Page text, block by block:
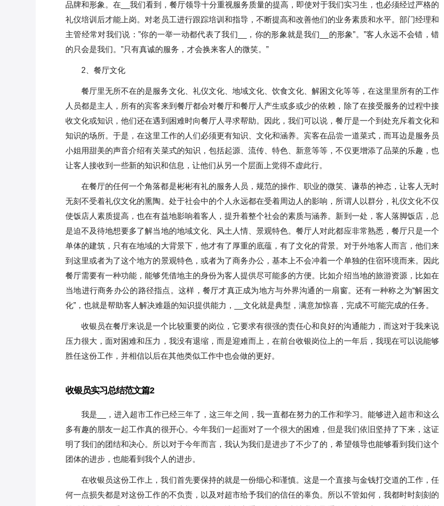
品牌和形象。在__我们看到，餐厅领导十分重视服务质量的提高，即使对于我们实习生，也必须经过严格的
礼仪培训后才能上岗。对老员工进行跟踪培训和指导，不断提高和改善他们的业务素质和水平。部门经理和
主管经常对我们说：”你的一举一动都代表了我们__，你的形象就是我们__的形象”。”客人永远不会错，错
的只会是我们。”只有真诚的服务，才会换来客人的微笑。”
2、餐厅文化
餐厅里无所不在的是服务文化、礼仪文化、地域文化、饮食文化、解困文化等等，在这里里所有的工作
人员都是主人，所有的宾客来到餐厅都会对餐厅和餐厅人产生或多或少的依赖，除了在接受服务的过程中接
收文化或知识，他们还在遇到困难时向餐厅人寻求帮助。因此，我们可以说，餐厅是一个到处充斥着文化和
知识的场所。于是，在这里工作的人们必须更有知识、文化和涵养。宾客在品尝一道菜式，而耳边是服务员
小姐用甜美的声音介绍有关菜式的知识，包括起源、流传、特色、新意等等，不仅更增添了品菜的乐趣，也
让客人接收到一些新的知识和信息，让他们从另一个层面上觉得不虚此行。
在餐厅的任何一个角落都是彬彬有礼的服务人员，规范的操作、职业的微笑、谦恭的神态，让客人无时
无刻不受着礼仪文化的熏陶。处于社会中的个人永远都在受着周边人的影响，所谓人以群分，礼仪文化不仅
使饭店人素质提高，也在有益地影响着客人，提升着整个社会的素质与涵养。新到一处，客人落脚饭店，总
是迫不及待地想要多了解当地的地域文化、风土人情、景观特色。餐厅人对此都应非常熟悉，餐厅只是一个
单体的建筑，只有在地域的大背景下，他才有了厚重的底蕴，有了文化的背景。对于外地客人而言，他们来
到这里或者为了这个地方的景观特色，或者为了商务办公，基本上不会冲着一个单独的住宿环境而来。因此
餐厅需要有一种功能，能够凭借地主的身份为客人提供尽可能多的方便。比如介绍当地的旅游资源，比如在
当地进行商务办公的路径指点。这样，餐厅才真正成为地方与外界沟通的一扇窗。还有一种称之为“解困文
化”，也就是帮助客人解决难题的知识提供能力，__文化就是典型，满意加惊喜，完成不可能完成的任务。
收银员在餐厅来说是一个比较重要的岗位，它要求有很强的责任心和良好的沟通能力，而这对于我来说
压力很大，面对困难和压力，我没有退缩，而是迎难而上，在前台收银岗位上的一年后，我现在可以说能够
胜任这份工作，并相信以后在其他类似工作中也会做的更好。
收银员实习总结范文篇2
我是__，进入超市工作已经三年了，这三年之间，我一直都在努力的工作和学习。能够进入超市和这么
多有趣的朋友一起工作真的很开心。今年我们一起面对了一个很大的困难，但是我们依旧坚持了下来，这证
明了我们的团结和决心。所以对于今年而言，我认为我们是进步了不少了的，希望领导也能够看到我们这个
团体的进步，也能看到我个人的进步。
在收银员这份工作上，我们首先要保持的就是一份细心和谨慎。这是一个直接与金钱打交道的工作，任
何一点损失都是对这份工作的不负责，以及对超市给予我们的信任的辜负。所以不管如何，我都时时刻刻的